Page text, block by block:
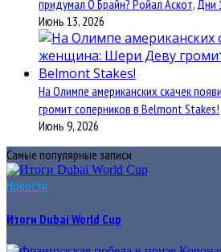
придумал О Брайн? Ройал Аскот, Дни
Июнь 13, 2026
На Олимпе американских скачек
громит соперников в Belmont Stakes!
Июнь 9, 2026
Самые популярные записи
Новости
Итоги Dubai World Cup